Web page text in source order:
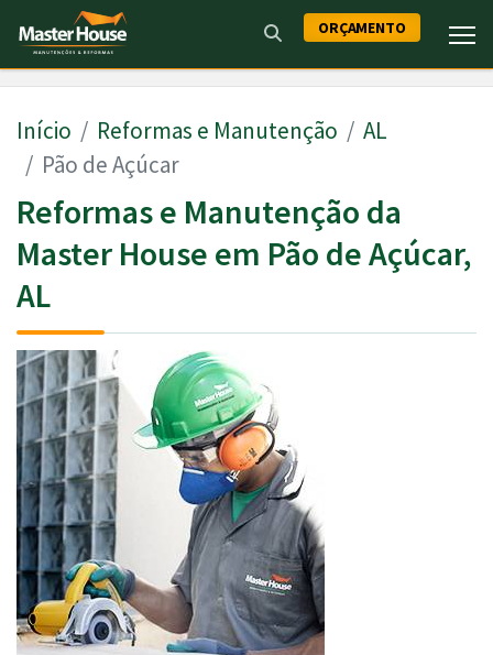
ORÇAMENTO
Início Reformas e Manutenção
AL
Pão de Açúcar
Reformas e Manutenção da
Master House em Pão de Açúcar,
AL